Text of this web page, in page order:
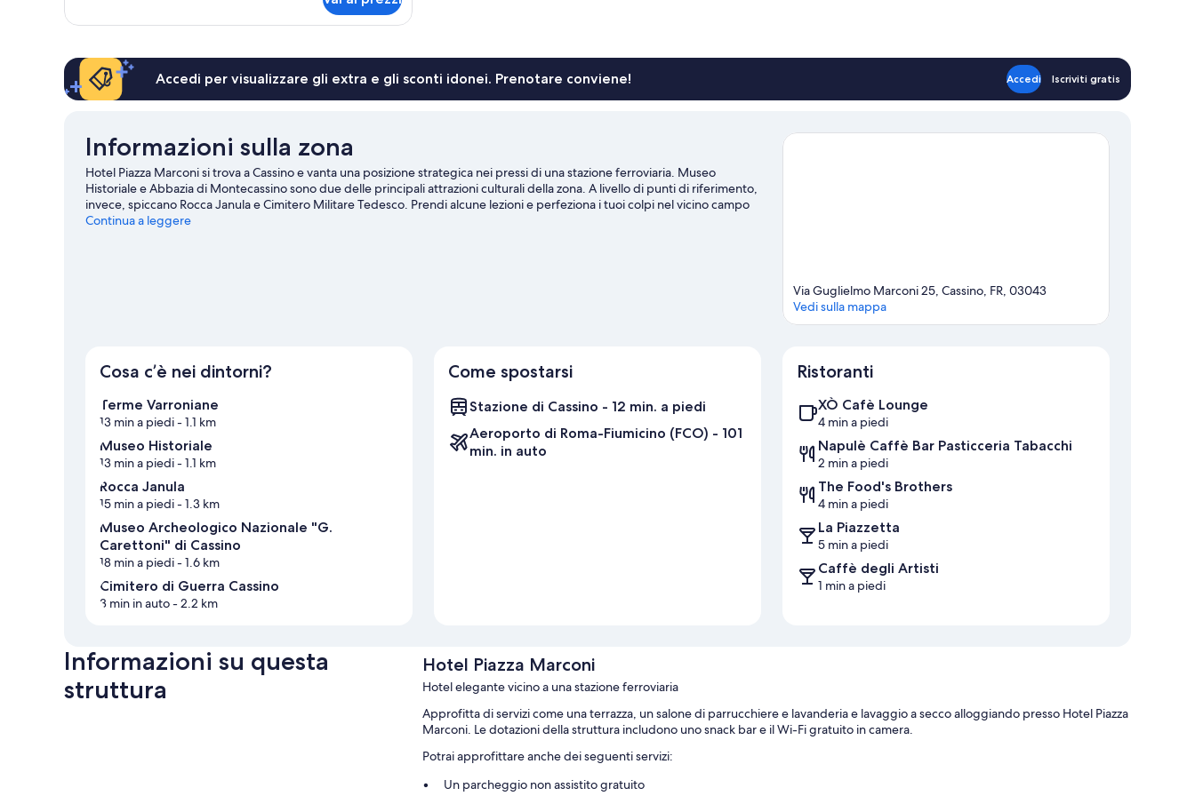
singoli
con
o
2
letti
Accedi per visualizzare gli extra e gli sconti idonei. Prenotare conviene! Accedi Iscriviti gratis
Informazioni sulla zona
Hotel Piazza Marconi si trova a Cassino e vanta una posizione strategica nei pressi di una stazione ferroviaria. Museo
Historiale e Abbazia di Montecassino sono due delle principali attrazioni culturali della zona. A livello di punti di riferimento,
invece, spiccano Rocca Janula e Cimitero Militare Tedesco. Prendi alcune lezioni e perfeziona i tuoi colpi nel vicino campo
da golf, oppure divertiti all'aria aperta con attività come mountain bike e gite a piedi o in bici, entrambe disponibili nelle
Continua a leggere
Via Guglielmo Marconi 25, Cassino, FR, 03043
Vedi sulla mappa
Cosa c’è nei dintorni?
Terme Varroniane
13 min a piedi- 1.1 km
Museo Historiale
13 min a piedi- 1.1 km
Rocca Janula
15 min a piedi- 1.3 km
Museo Archeologico Nazionale "G.
Carettoni" di Cassino
18 min a piedi- 1.6 km
Cimitero di Guerra Cassino
3 min in auto- 2.2 km
Come spostarsi
Stazione di Cassino - 12 min. a piedi
Aeroporto di Roma-Fiumicino (FCO) - 101
min. in auto
Ristoranti
XÒ Cafè Lounge
4 min a piedi
Napulè Caffè Bar Pasticceria Tabacchi
2 min a piedi
The Food's Brothers
4 min a piedi
La Piazzetta
5 min a piedi
Caffè degli Artisti
1 min a piedi
Informazioni su questa
struttura
Hotel Piazza Marconi
Hotel elegante vicino a una stazione ferroviaria
Approfitta di servizi come una terrazza, un salone di parrucchiere e lavanderia e lavaggio a secco alloggiando presso Hotel Piazza
Marconi. Le dotazioni della struttura includono uno snack bar e il Wi-Fi gratuito in camera.
Potrai approfittare anche dei seguenti servizi:
Un parcheggio non assistito gratuito